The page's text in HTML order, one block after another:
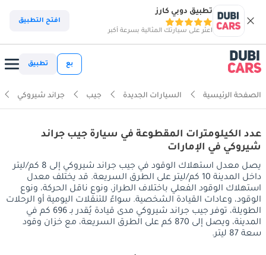
تطبيق دوبي كارز
اعثر على سيارتك المثالية بسرعة أكبر
افتح التطبيق
بع تطبيق
الصفحة الرئيسية السيارات الجديدة جيب جراند شيروكي
عدد الكيلومترات المقطوعة في سيارة جيب جراند
شيروكي في الإمارات
يصل معدل استهلاك الوقود في جيب جراند شيروكي إلى 8 كم/ليتر
داخل المدينة 10 كم/ليتر على الطرق السريعة. قد يختلف معدل
استهلاك الوقود الفعلي باختلاف الطراز، ونوع ناقل الحركة، ونوع
الوقود، وعادات القيادة الشخصية. سواءً للتنقلات اليومية أو الرحلات
الطويلة، توفر جيب جراند شيروكي مدى قيادة يُقدر بـ 696 كم في
المدينة، ويصل إلى 870 كم على الطرق السريعة، مع خزان وقود
سعة 87 ليتر.